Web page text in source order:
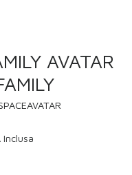
AVATAR
Inclusa